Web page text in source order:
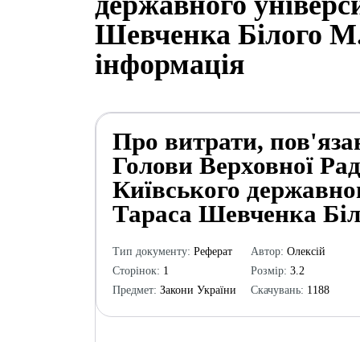
Шевченка Білого
інформація
Про витрати,
Голови Верховної
Київського
Тараса Шевченка
Тип документу: Реферат
Сторінок: 1
Предмет: Закони України
Автор: Олексій
Розмір: 3.2
Скачувань: 1188